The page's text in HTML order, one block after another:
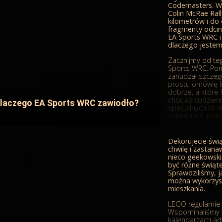
właśnie na
pomiędzy
oraz
oszustwem.
Gustowne
Postanowiliście
lub znaleźliście
należy się
różnych
EA Sports WRC zawiodło?
Codemasters.
Colin McRae
kilometrów i do
fragmenty
EA Sports
dlaczego
Zacznijmy od
Sports WRC.
zanudzał
prostu omówię
dobrze, a które
chociaż
specjalnych to
sumieniem
jednego w
pewni. No ale
przyjrzyjmy się
przez które
EA Sports
Codemasters
stworzenia
rozbudować
samochody z
Dekorujecie
chwilę i
nieco
być różne
Sprawdziliśmy,
można
mieszkania.
LEGO
kalendarzach